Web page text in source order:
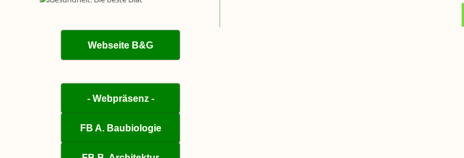
Webseite B&G
- Webpräsenz -
FB A. Baubiologie